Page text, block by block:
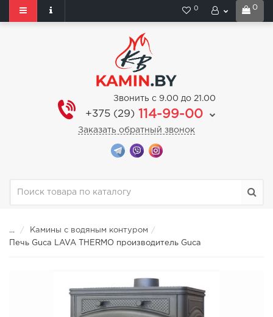
0
0
Звонить с 9.00 до 21.00
+375 (29) 114-99-00
Заказать обратный звонок
...
Камины с водяным контуром
Печь Guca LAVA THERMO производитель Guca